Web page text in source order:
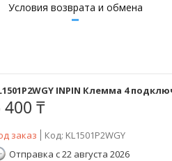
Условия возврата и обмена
INPIN Клемма 4
400 ₸
заказ Код: KL1501P2WGY
Отправка с 22 августа 2026